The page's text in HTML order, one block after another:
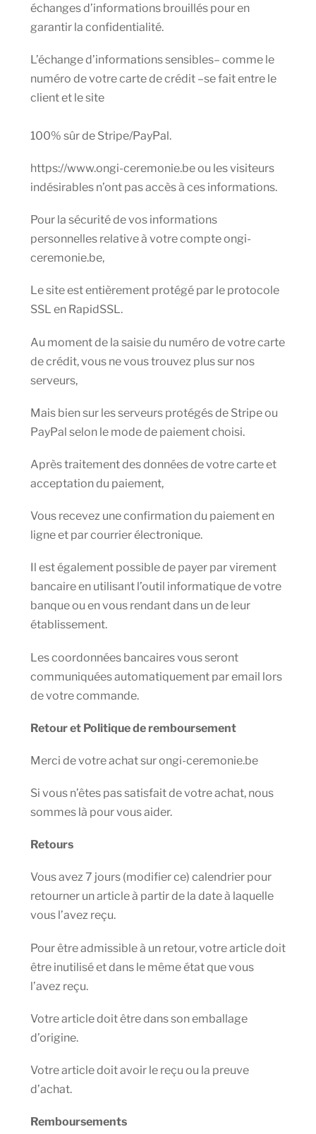
échanges d’informations brouillés pour en
garantir la confidentialité.
L’échange d’informations sensibles– comme le
numéro de votre carte de crédit –se fait entre le
client et le site
100% sûr de Stripe/PayPal.
https://www.ongi-ceremonie.be ou les visiteurs
indésirables n’ont pas accès à ces informations.
Pour la sécurité de vos informations
personnelles relative à votre compte ongi-
ceremonie.be,
Le site est entièrement protégé par le protocole
SSL en RapidSSL.
Au moment de la saisie du numéro de votre carte
de crédit, vous ne vous trouvez plus sur nos
serveurs,
Mais bien sur les serveurs protégés de Stripe ou
PayPal selon le mode de paiement choisi.
Après traitement des données de votre carte et
acceptation du paiement,
Vous recevez une confirmation du paiement en
ligne et par courrier électronique.
Il est également possible de payer par virement
bancaire en utilisant l’outil informatique de votre
banque ou en vous rendant dans un de leur
établissement.
Les coordonnées bancaires vous seront
communiquées automatiquement par email lors
de votre commande.
Retour et Politique de remboursement
Merci de votre achat sur ongi-ceremonie.be
Si vous n’êtes pas satisfait de votre achat, nous
sommes là pour vous aider.
Retours
Vous avez 7 jours (modifier ce) calendrier pour
retourner un article à partir de la date à laquelle
vous l’avez reçu.
Pour être admissible à un retour, votre article doit
être inutilisé et dans le même état que vous
l’avez reçu.
Votre article doit être dans son emballage
d’origine.
Votre article doit avoir le reçu ou la preuve
d’achat.
Remboursements